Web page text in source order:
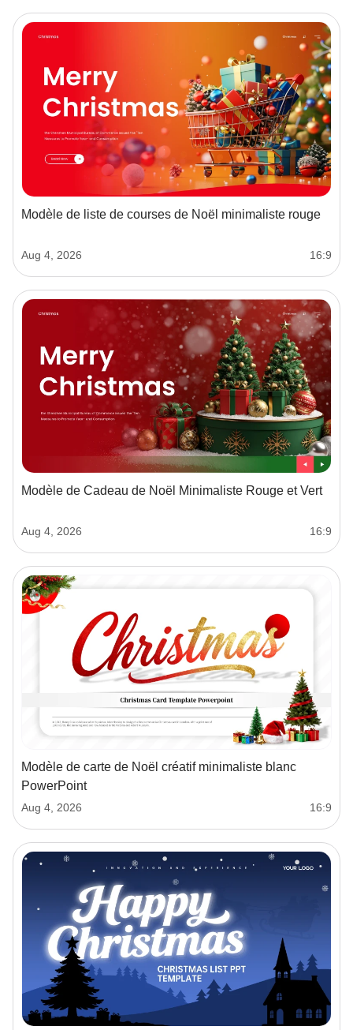
Modèle de liste de courses de Noël minimaliste rouge
Aug 4, 2026 16:9
Modèle de Cadeau de Noël Minimaliste Rouge et Vert
Aug 4, 2026 16:9
Modèle de carte de Noël créatif minimaliste blanc
PowerPoint
Aug 4, 2026 16:9